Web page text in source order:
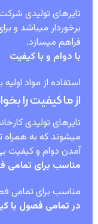
تایرهای تولیدی شرکت
برخوردار میباشد و
فراهم میسازد.
با دوام و با کیفیت
استفاده از مواد
از ما کیفیت را
تایرهای تولیدی
میشوند که به همراه
آمدن دوام و کیفیت
مناسب برای تمامی
مناسب برای تمامی
در تمامی فصول با